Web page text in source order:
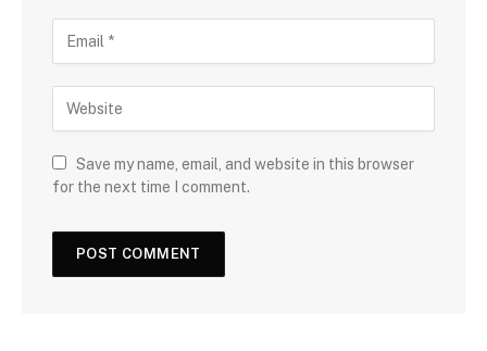
Save my name, email, and website in this browser
for the next time I comment.